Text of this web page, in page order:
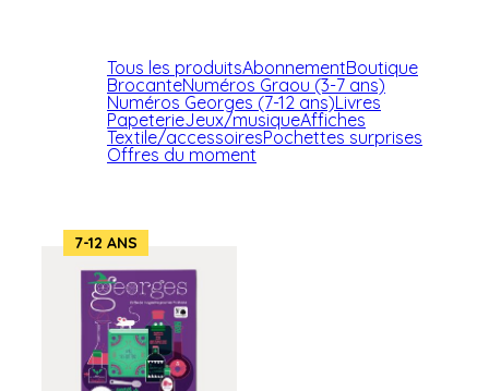
Tous les produitsAbonnementBoutique
BrocanteNuméros Graou (3-7 ans)
Numéros Georges (7-12 ans)Livres
PapeterieJeux/musiqueAffiches
Textile/accessoiresPochettes surprises
Offres du moment
7-12 ANS